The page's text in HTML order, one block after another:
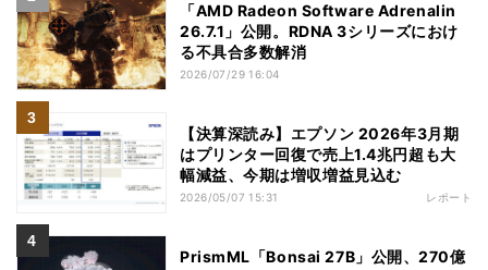
「AMD Radeon Software Adrenalin
26.7.1」公開。RDNA 3シリーズにおけ
る不具合多数解消
2026/07/29 16:04
【決算深読み】エプソン 2026年3月期
はプリンター回復で売上1.4兆円超も大
幅減益、今期は増収増益見込む
2026/05/07 15:31 レポート
PrismML「Bonsai 27B」公開、270億